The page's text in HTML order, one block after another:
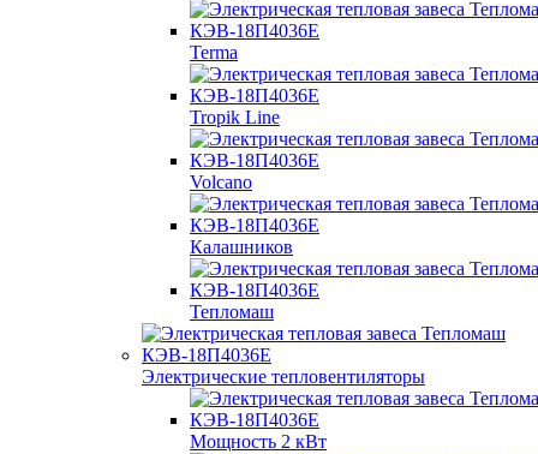
Terma
Tropik Line
Volcano
Калашников
Тепломаш
Электрические тепловентиляторы
Мощность 2 кВт